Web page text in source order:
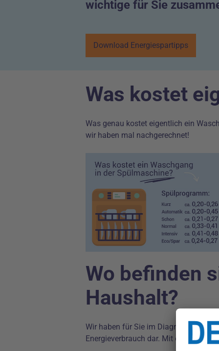
wichtige für Sie
Download Energiespartipps
Was kostet
Was genau kostet eigentlich ein
wir haben mal nachgerechnet!
Wo befinden
Haushalt?
Wir haben für Sie im Diagramm den
Energieverbrauch dar. Mit einer